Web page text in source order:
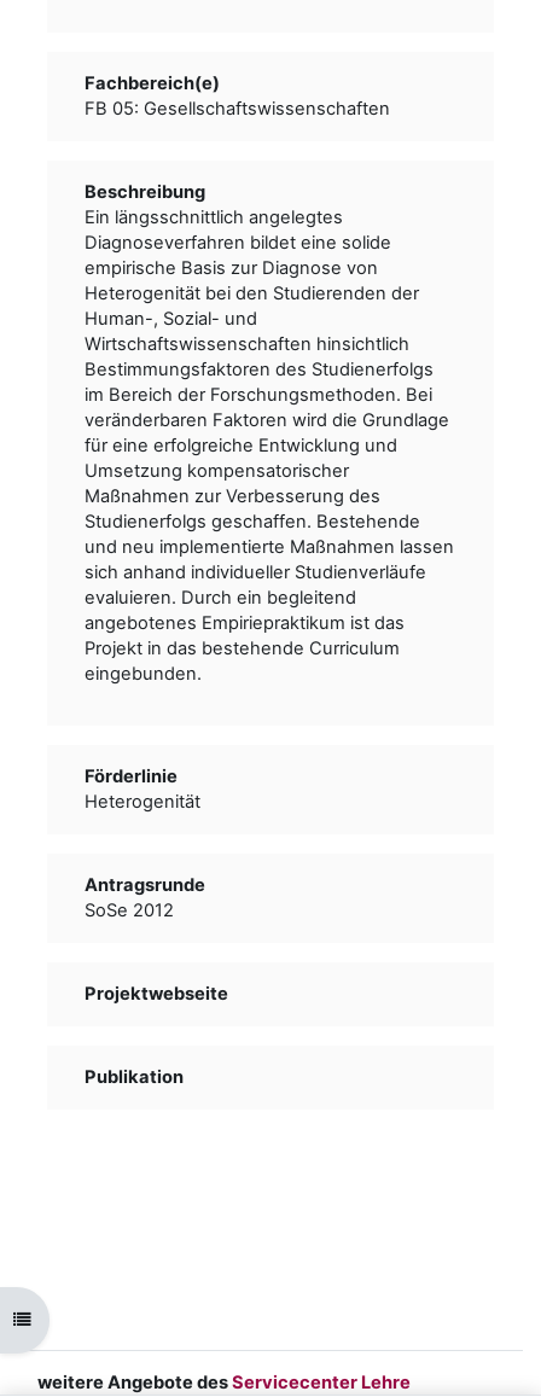
Kursindex öffnen
Fachbereich(e)
FB 05: Gesellschaftswissenschaften
Beschreibung
Ein längsschnittlich angelegtes
Diagnoseverfahren bildet eine solide
empirische Basis zur Diagnose von
Heterogenität bei den Studierenden der
Human-, Sozial- und
Wirtschaftswissenschaften hinsichtlich
Bestimmungsfaktoren des Studienerfolgs
im Bereich der Forschungsmethoden. Bei
veränderbaren Faktoren wird die Grundlage
für eine erfolgreiche Entwicklung und
Umsetzung kompensatorischer
Maßnahmen zur Verbesserung des
Studienerfolgs geschaffen. Bestehende
und neu implementierte Maßnahmen lassen
sich anhand individueller Studienverläufe
evaluieren. Durch ein begleitend
angebotenes Empiriepraktikum ist das
Projekt in das bestehende Curriculum
eingebunden.
Förderlinie
Heterogenität
Antragsrunde
SoSe 2012
Projektwebseite
Publikation
weitere Angebote desServicecenter Lehre